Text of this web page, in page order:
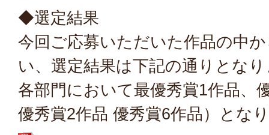
◆選定結果
今回ご応募いただいた作品の中
い、選定結果は下記の通りとな
各部門において最優秀賞1作品、
優秀賞2作品 優秀賞6作品）とな